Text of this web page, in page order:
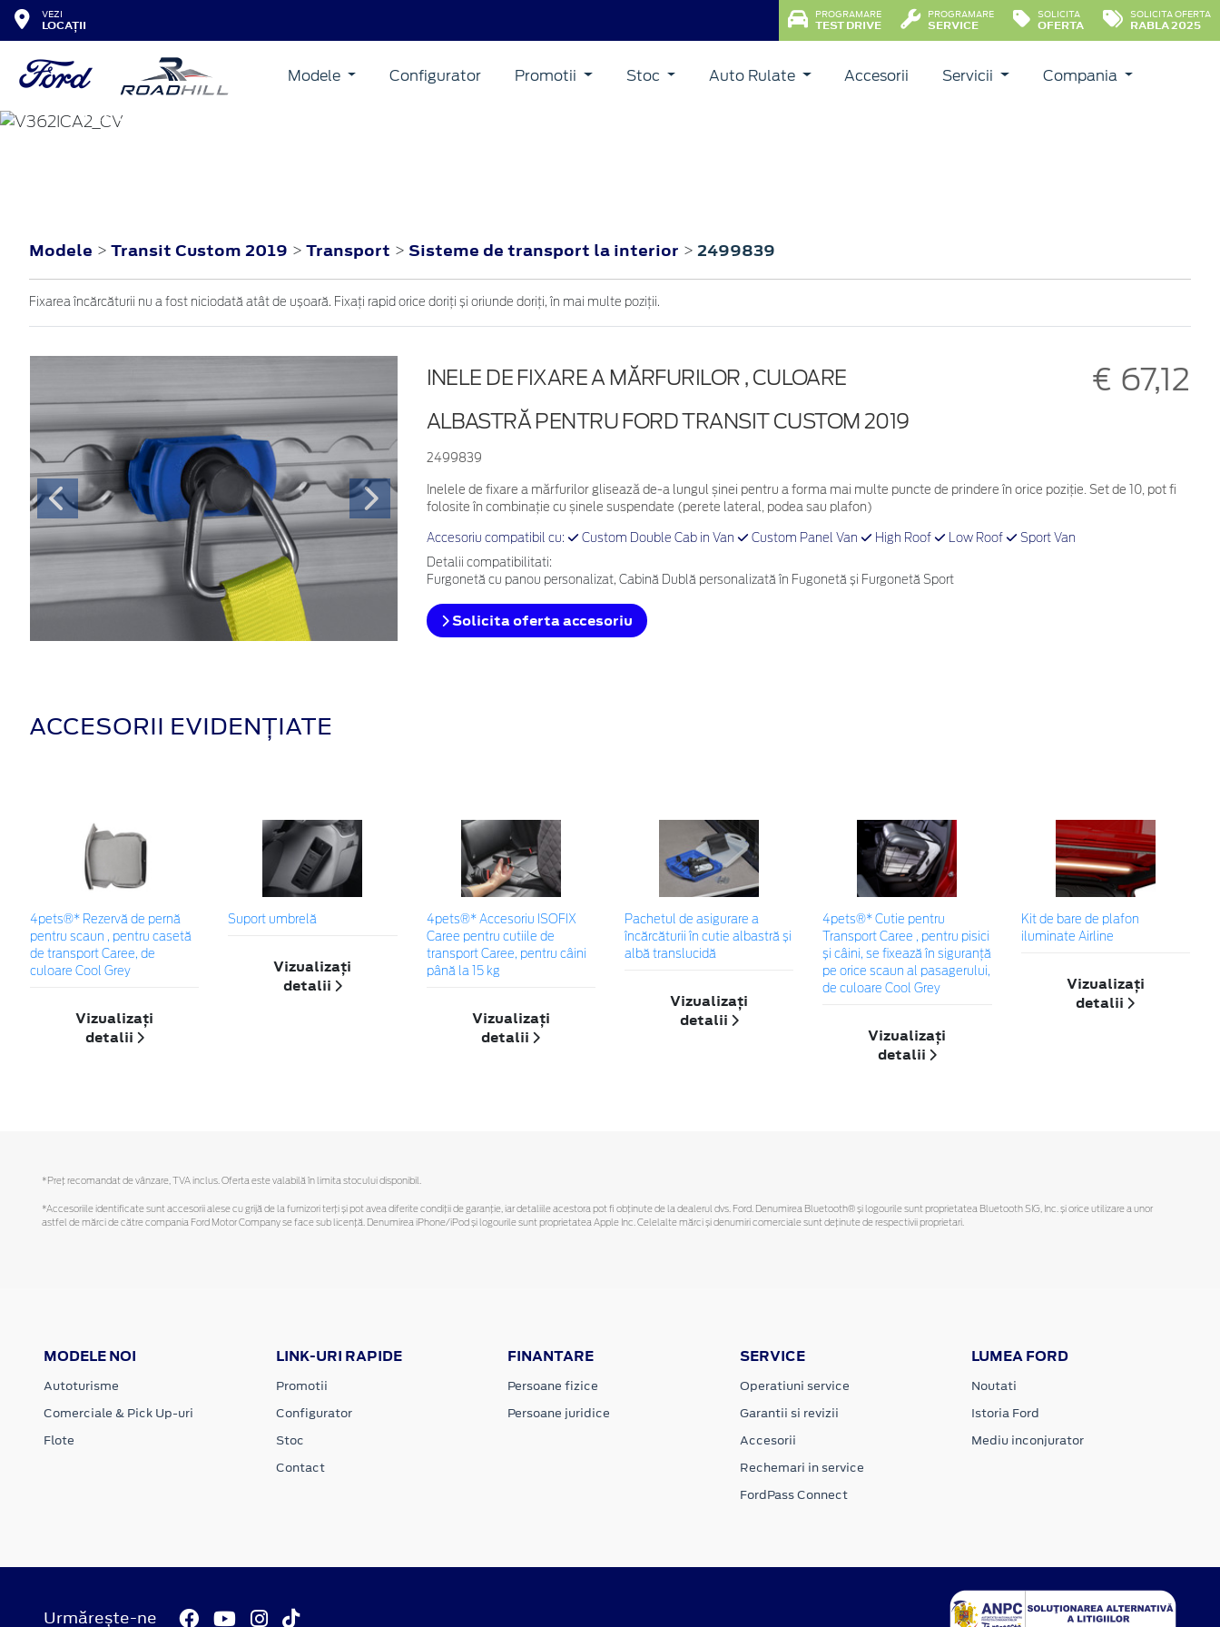
VEZI
LOCAȚII
PROGRAMARE
TEST DRIVE
PROGRAMARE
SERVICE
SOLICITA
OFERTA
SOLICITA OFERTA
RABLA 2025
Modele Configurator Promotii Stoc Auto Rulate Accesorii Servicii Compania
TRANSIT CUSTOM
Modele > Transit Custom 2019 > Transport > Sisteme de transport la interior > 2499839
Fixarea încărcăturii nu a fost niciodată atât de ușoară. Fixați rapid orice doriți și oriunde doriți, în mai multe poziții.
INELE DE FIXARE A MĂRFURILOR , CULOARE
ALBASTRĂ PENTRU FORD TRANSIT CUSTOM 2019
2499839
€ 67,12
Inelele de fixare a mărfurilor glisează de-a lungul șinei pentru a forma mai multe puncte de prindere în orice poziție. Set de 10, pot fi
folosite în combinație cu șinele suspendate (perete lateral, podea sau plafon)
Accesoriu compatibil cu: Custom Double Cab in Van Custom Panel Van High Roof Low Roof Sport Van
Detalii compatibilitati:
Furgonetă cu panou personalizat, Cabină Dublă personalizată în Fugonetă și Furgonetă Sport
Solicita oferta accesoriu
ACCESORII EVIDENȚIATE
4pets®* Rezervă de pernă
pentru scaun , pentru casetă
de transport Caree, de
culoare Cool Grey
Vizualizați
detalii
Suport umbrelă
Vizualizați
detalii
4pets®* Accesoriu ISOFIX
Caree pentru cutiile de
transport Caree, pentru câini
până la 15 kg
Vizualizați
detalii
Pachetul de asigurare a
încărcăturii în cutie albastră și
albă translucidă
Vizualizați
detalii
4pets®* Cutie pentru
Transport Caree , pentru pisici
și câini, se fixează în siguranță
pe orice scaun al pasagerului,
de culoare Cool Grey
Vizualizați
detalii
Kit de bare de plafon
iluminate Airline
Vizualizați
detalii
*Preţ recomandat de vânzare, TVA inclus. Oferta este valabilă în limita stocului disponibil.
*Accesoriile identificate sunt accesorii alese cu grijă de la furnizori terți și pot avea diferite condiții de garanție, iar detaliile acestora pot fi obținute de la dealerul dvs. Ford. Denumirea Bluetooth® și logourile sunt proprietatea Bluetooth SIG, Inc. și orice utilizare a unor
astfel de mărci de către compania Ford Motor Company se face sub licență. Denumirea iPhone/iPod și logourile sunt proprietatea Apple Inc. Celelalte mărci și denumiri comerciale sunt deținute de respectivii proprietari.
MODELE NOI
Autoturisme
Comerciale & Pick Up-uri
Flote
LINK-URI RAPIDE
Promotii
Configurator
Stoc
Contact
FINANTARE
Persoane fizice
Persoane juridice
SERVICE
Operatiuni service
Garantii si revizii
Accesorii
Rechemari in service
FordPass Connect
LUMEA FORD
Noutati
Istoria Ford
Mediu inconjurator
Urmărește-ne